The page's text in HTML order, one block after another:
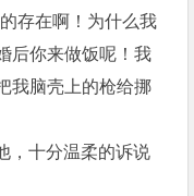
存在啊！为什么我
后你来做饭呢！我
我脑壳上的枪给挪
，十分温柔的诉说